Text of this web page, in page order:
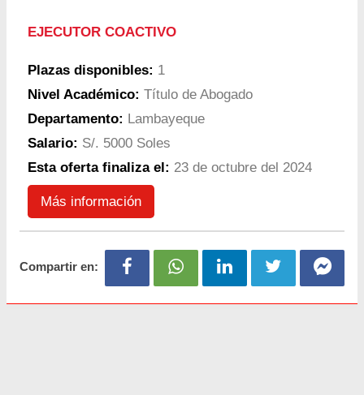
EJECUTOR COACTIVO
Plazas disponibles: 1
Nivel Académico: Título de Abogado
Departamento: Lambayeque
Salario: S/. 5000 Soles
Esta oferta finaliza el: 23 de octubre del 2024
Más información
Compartir en: